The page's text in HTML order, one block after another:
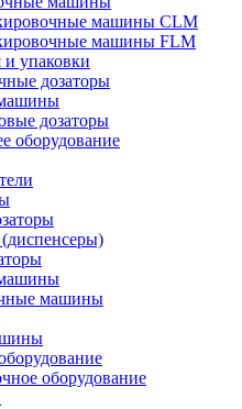
машины CLM
машины FLM
упаковки
дозаторы
дозаторы
оборудование
машины
оборудование